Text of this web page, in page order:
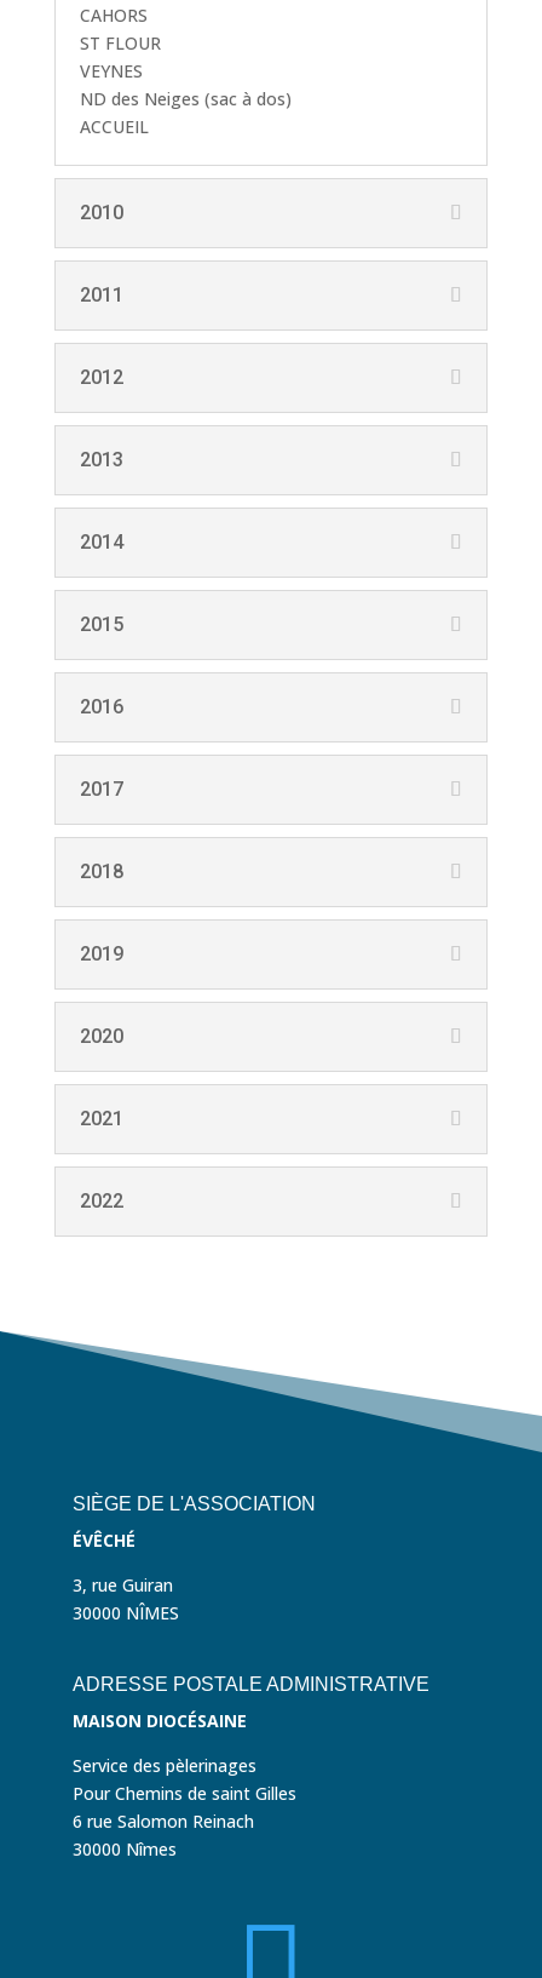
CAHORS
ST FLOUR
VEYNES
ND des Neiges (sac à dos)
ACCUEIL
2010
2011
2012
2013
2014
2015
2016
2017
2018
2019
2020
2021
2022
SIÈGE DE L'ASSOCIATION
ÉVÊCHÉ
3, rue Guiran
30000 NÎMES
ADRESSE POSTALE ADMINISTRATIVE
MAISON DIOCÉSAINE
Service des pèlerinages
Pour Chemins de saint Gilles
6 rue Salomon Reinach
30000 Nîmes